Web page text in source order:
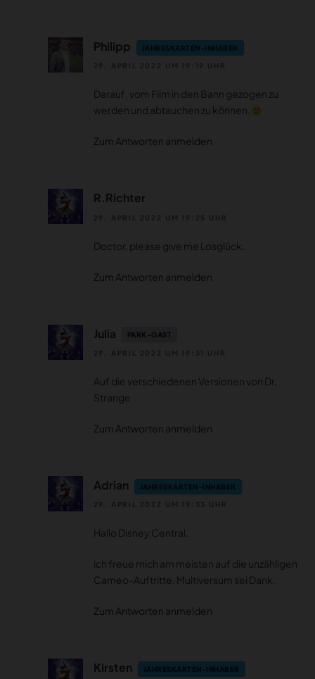
Philipp JAHRESKARTEN-INHABER
Darauf, vom Film in den Bann gezogen zu
werden und abtauchen zu können.
Zum Antworten anmelden
R.Richter
Doctor, please give me Losglück.
Zum Antworten anmelden
Julia PARK-GAST
Auf die verschiedenen Versionen von Dr.
Strange
Zum Antworten anmelden
Adrian JAHRESKARTEN-INHABER
Hallo Disney Central,
ich freue mich am meisten auf die unzähligen
Cameo-Auftritte. Multiversum sei Dank.
Zum Antworten anmelden
Kirsten JAHRESKARTEN-INHABER